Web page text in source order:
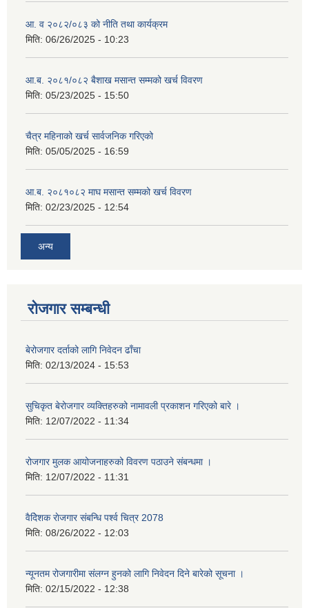
आ. व २०८२/०८३ को नीति तथा कार्यक्रम
मिति: 06/26/2025 - 10:23
आ.ब. २०८१/०८२ बैशाख मसान्त सम्मको खर्च विवरण
मिति: 05/23/2025 - 15:50
चैत्र महिनाको खर्च सार्वजनिक गरिएको
मिति: 05/05/2025 - 16:59
आ.ब. २०८१०८२ माघ मसान्त सम्मको खर्च विवरण
मिति: 02/23/2025 - 12:54
अन्य
रोजगार सम्बन्धी
बेरोजगार दर्ताको लागि निवेदन ढाँचा
मिति: 02/13/2024 - 15:53
सुचिकृत बेरोजगार व्यक्तिहरुको नामावली प्रकाशन गरिएको बारे ।
मिति: 12/07/2022 - 11:34
रोजगार मुलक आयोजनाहरुको विवरण पठाउने संबन्धमा ।
मिति: 12/07/2022 - 11:31
वैदेिशक राेजगार संबन्धि पर्श्व चित्र 2078
मिति: 08/26/2022 - 12:03
न्यूनतम रोजगारीमा संलग्न हुनको लागि निवेदन दिने बारेको सूचना ।
मिति: 02/15/2022 - 12:38